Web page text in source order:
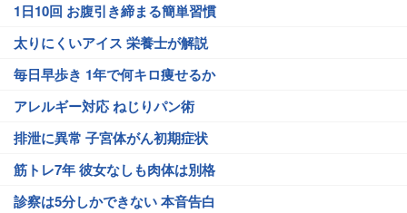
1日10回 お腹引き締まる簡単習慣
太りにくいアイス 栄養士が解説
毎日早歩き 1年で何キロ痩せるか
アレルギー対応 ねじりパン術
排泄に異常 子宮体がん初期症状
筋トレ7年 彼女なしも肉体は別格
診察は5分しかできない 本音告白